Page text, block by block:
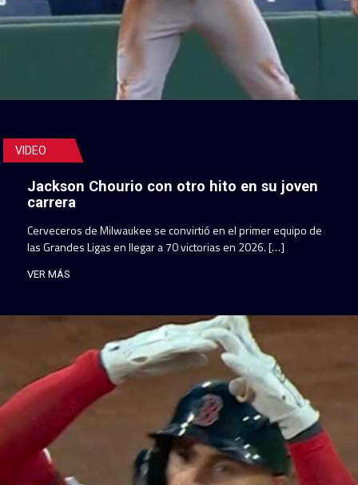
VIDEO
Jackson Chourio con otro hito en su joven
carrera
Cerveceros de Milwaukee se convirtió en el primer equipo de
las Grandes Ligas en llegar a 70 victorias en 2026. […]
VER MÁS